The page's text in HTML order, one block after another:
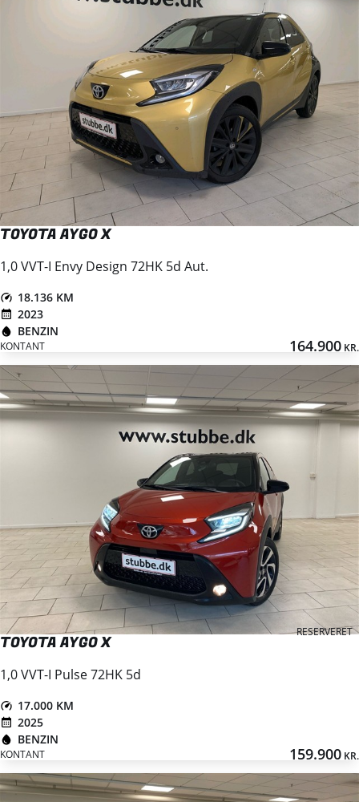
TOYOTA AYGO X
1,0 VVT-I Envy Design 72HK 5d Aut.
18.136 KM
2023
BENZIN
KONTANT 164.900 KR.
RESERVERET
TOYOTA AYGO X
1,0 VVT-I Pulse 72HK 5d
17.000 KM
2025
BENZIN
KONTANT 159.900 KR.